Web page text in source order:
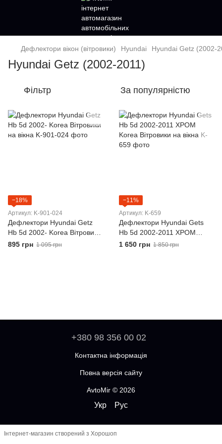
Дефлектори вікон (вітровики) Hyundai Hyundai Getz (2002-
Hyundai Getz (2002-2011)
Фільтр За популярністю
−18%
Артикул: K-901-024
Дефлектори Hyundai Getz
Hb 5d 2002- Korea Вітровики
на вікна
895 грн 1 095 грн
−11%
Артикул: K-659
Дефлектори Hyundai Gets
Hb 5d 2002-2011 ХРОМ
Korea Вітровики на вікна
1 650 грн 1 850 грн
+380 98 356 00 02
Контактна інформація
Повна версія сайту
AvtoMir © 2026
Укр Рус
Інтернет-магазин створений з Хорошоп